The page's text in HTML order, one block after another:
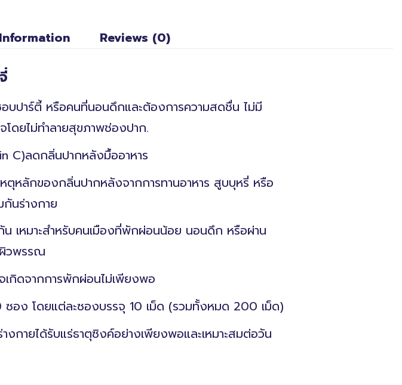
Reviews (0)
บปาร์ตี้ หรือคนที่นอนดึกและต้องการความสดชื่น ไม่มี
ดยไม่ทำลายสุขภาพช่องปาก.
C)ลดกลิ่นปากหลังมื้ออาหาร
ตุหลักของกลิ่นปากหลังจากการทานอาหาร สูบบุหรี่ หรือ
นร่างกาย
เหมาะสำหรับคนเมืองที่พักผ่อนน้อย นอนดึก หรือผ่าน
ผิวพรรณ
เกิดจากการพักผ่อนไม่เพียงพอ
อง โดยแต่ละซองบรรจุ 10 เม็ด (รวมทั้งหมด 200 เม็ด)
งกายได้รับแร่ธาตุซิงค์อย่างเพียงพอและเหมาะสมต่อวัน